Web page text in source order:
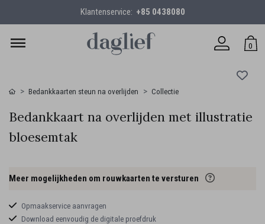
Klantenservice: +85 0438080
0
Bedankkaarten steun na overlijden Collectie
Bedankkaart na overlijden met illustratie
bloesemtak
Meer mogelijkheden om rouwkaarten te versturen
Opmaakservice aanvragen
Download eenvoudig de digitale proefdruk